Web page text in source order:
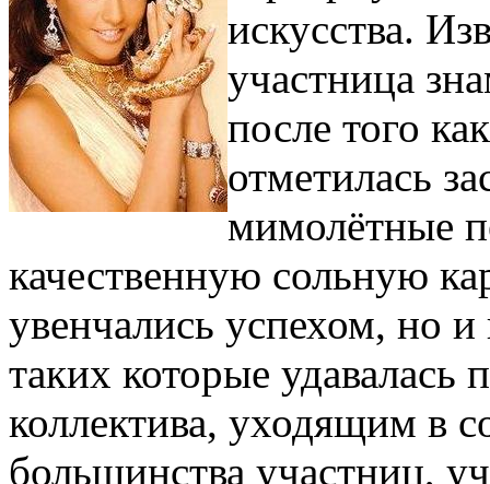
искусства.
участница
после того
отметилась
мимолётные
качественную сольную
увенчались успехом, но
таких которые
коллектива, уходящим в
большинства участниц,